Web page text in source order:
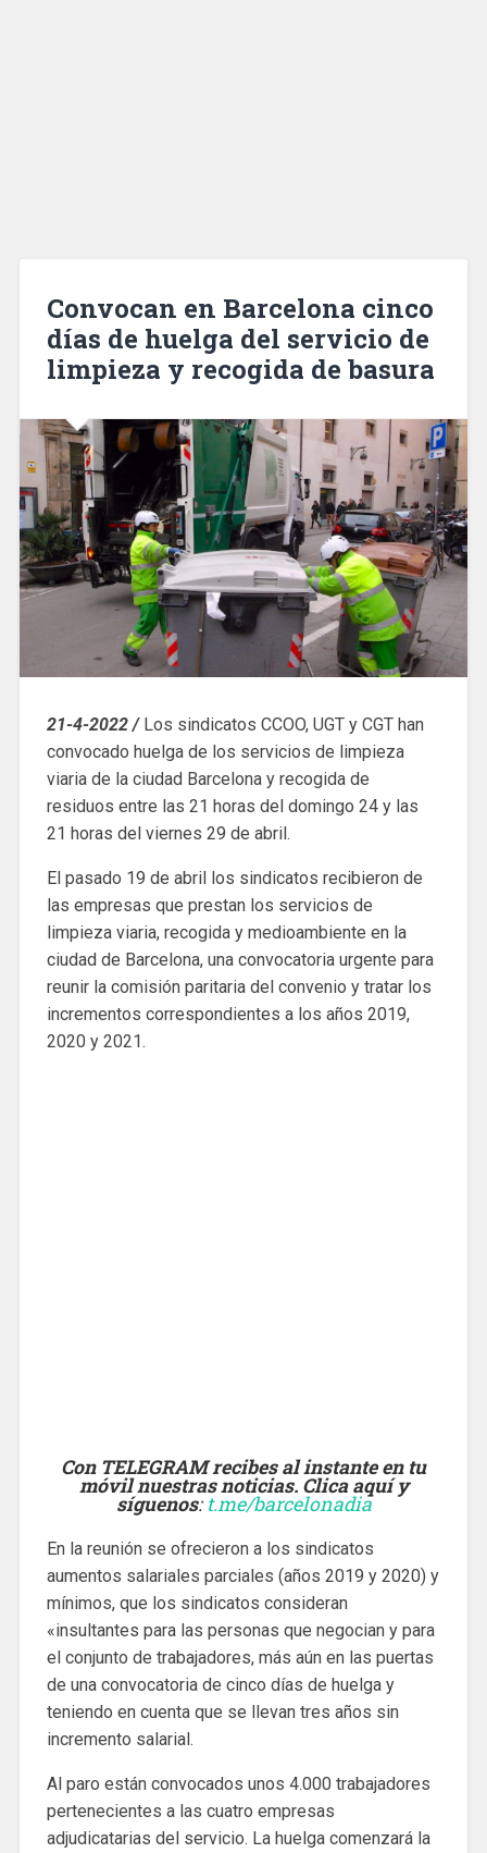
Convocan en Barcelona cinco
días de huelga del servicio de
limpieza y recogida de basura
21-4-2022 / Los sindicatos CCOO, UGT y CGT han
convocado huelga de los servicios de limpieza
viaria de la ciudad Barcelona y recogida de
residuos entre las 21 horas del domingo 24 y las
21 horas del viernes 29 de abril. ​​
El pasado 19 de abril los sindicatos recibieron de
las empresas que prestan los servicios de
limpieza viaria, recogida y medioambiente en la
ciudad de Barcelona, ​​una convocatoria urgente para
reunir la comisión paritaria del convenio y tratar los
incrementos correspondientes a los años 2019,
2020 y 2021.
Con TELEGRAM recibes al instante en tu
móvil nuestras noticias. Clica aquí y
síguenos: t.me/barcelonadia
En la reunión se ofrecieron a los sindicatos
aumentos salariales parciales (años 2019 y 2020) y
mínimos, que los sindicatos consideran
«insultantes para las personas que negocian y para
el conjunto de trabajadores, más aún en las puertas
de una convocatoria de cinco días de huelga y
teniendo en cuenta que se llevan tres años sin
incremento salarial.
Al paro están convocados unos 4.000 trabajadores
pertenecientes a las cuatro empresas
adjudicatarias del servicio. La huelga comenzará la